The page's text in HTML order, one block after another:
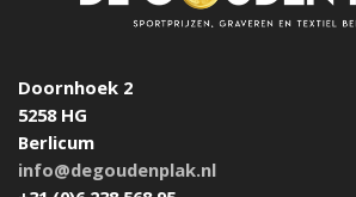
Doornhoek 2
5258 HG
Berlicum
info@degoudenplak.nl